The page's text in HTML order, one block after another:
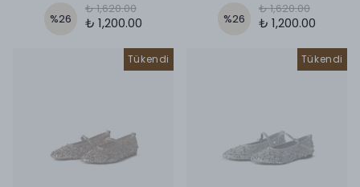
%26
₺ 1,620.00
₺ 1,200.00 %26
₺ 1,620.00
₺ 1,200.00
Tükendi Tükendi